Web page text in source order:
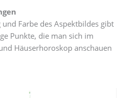
Farbe des Aspektbildes gibt
Punkte, die man sich im
Häuserhoroskop anschauen